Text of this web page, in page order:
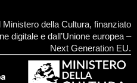
della Cultura, finanziato
digitale e dall’Unione europea –
Next Generation EU.